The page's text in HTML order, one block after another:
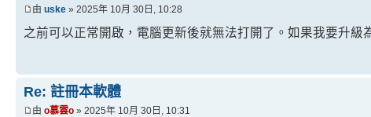
由 uske » 2025年 10月 30日, 10:28
之前可以正常開啟，電腦更新後就無法打開了。如果我要升級
Re: 註冊本軟體
由 o慕雲o » 2025年 10月 30日, 10:31